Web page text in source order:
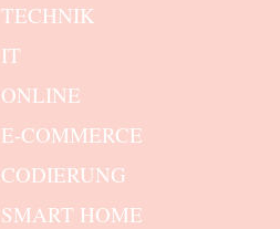
TECHNIK
IT
ONLINE
E-COMMERCE
CODIERUNG
SMART HOME